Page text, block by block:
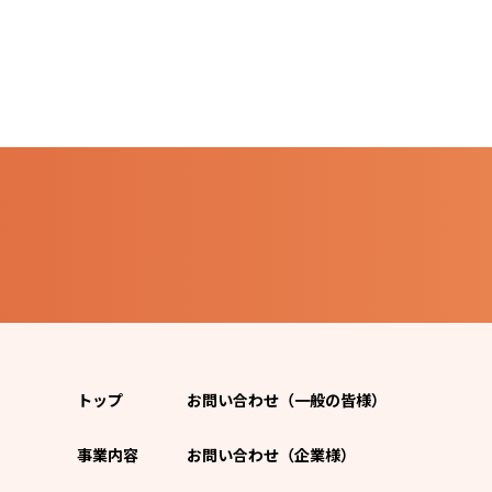
トップ
事業内容
お問い合わせ（一般の皆様）
お問い合わせ（企業様）